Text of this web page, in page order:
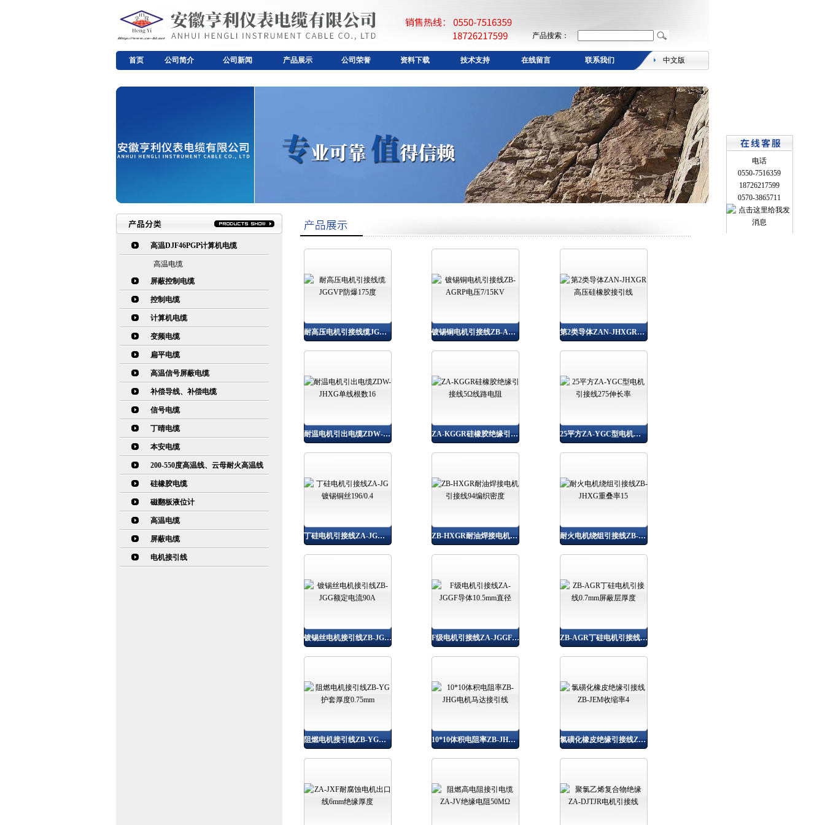
产品搜索：
首页 公司简介 公司新闻 产品展示 公司荣誉 资料下载 技术支持 在线留言 联系我们 中文版
高温DJF46PGP计算机电缆
高温电缆
屏蔽控制电缆
控制电缆
计算机电缆
变频电缆
扁平电缆
高温信号屏蔽电缆
补偿导线、补偿电缆
信号电缆
丁晴电缆
本安电缆
200-550度高温线、云母耐火高温线
硅橡胶电缆
磁翻板液位计
高温电缆
屏蔽电缆
电机接引线
耐高压电机引接线缆JGGVP防爆175度 镀锡铜电机引接线ZB-AGRP电压7/15KV 第2类导体ZAN-JHXGR高压硅橡胶接引线
耐温电机引出电缆ZDW-JHXG单线根数16 ZA-KGGR硅橡胶绝缘引接线5Ω线路电阻 25平方ZA-YGC型电机引接线275伸长率
丁硅电机引接线ZA-JG镀锡铜丝196/0.4 ZB-HXGR耐油焊接电机引接线94编织密度 耐火电机绕组引接线ZB-JHXG重叠率15
镀锡丝电机接引线ZB-JGG额定电流90A F级电机引接线ZA-JGGF导体10.5mm直径 ZB-AGR丁硅电机引接线0.7mm屏蔽层厚度
阻燃电机接引线ZB-YG护套厚度0.75mm 10*10体积电阻率ZB-JHG电机马达接引线 氯磺化橡皮绝缘引接线ZB-JEM收缩率4
电话
0550-7516359
18726217599
0570-3865711